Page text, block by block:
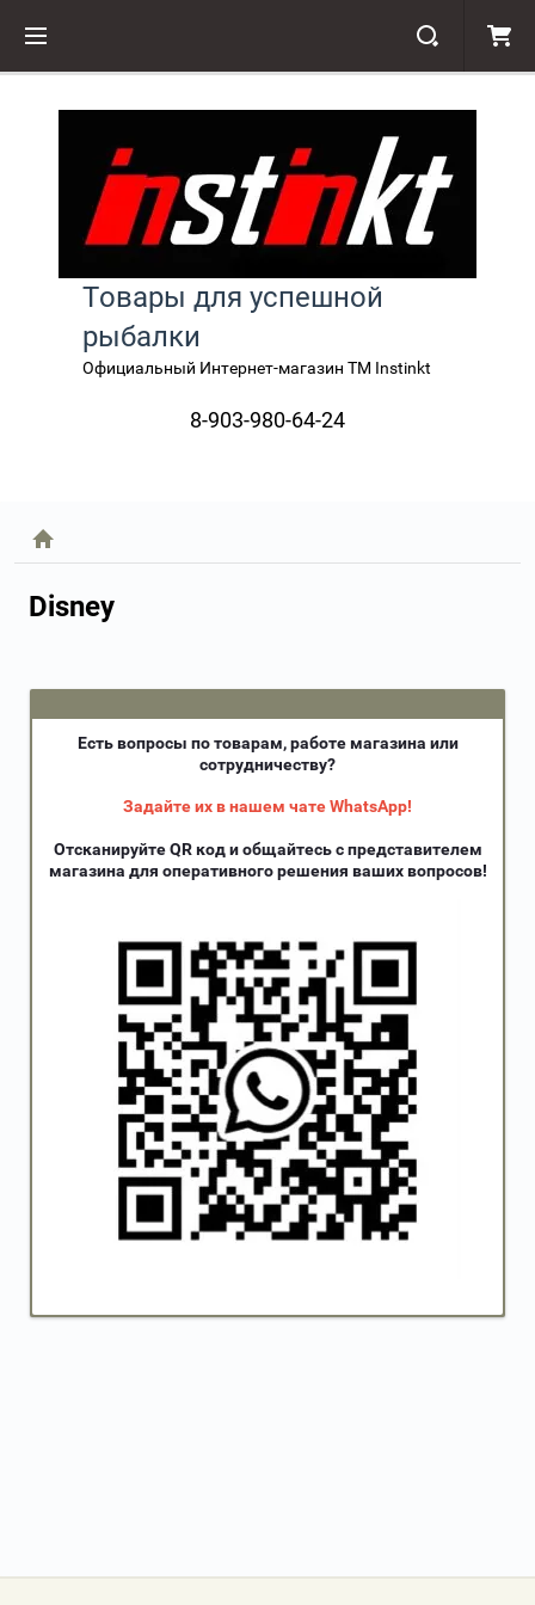
Товары для успешной
рыбалки
Официальный Интернет-магазин TM Instinkt
8-903-980-64-24
Disney
Есть вопросы по товарам, работе магазина или
сотрудничеству?
Задайте их в нашем чате WhatsApp!
Отсканируйте QR код и общайтесь с представителем
магазина для оперативного решения ваших вопросов!